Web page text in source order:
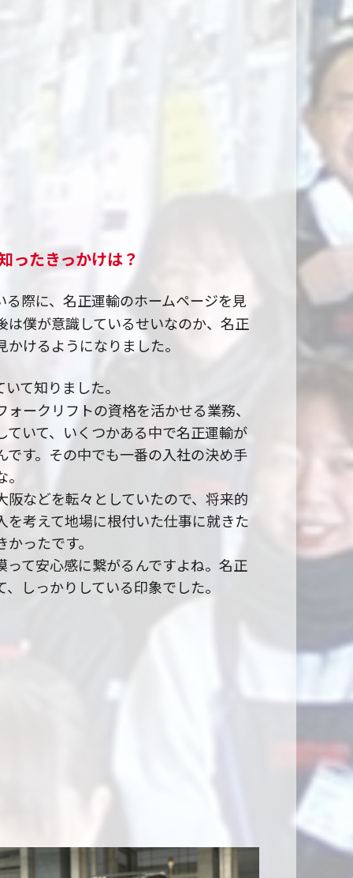
ったきっかけは？
る際に、名正運輸のホームページを見
は僕が意識しているせいなのか、名正
かけるようになりました。
いて知りました。
ォークリフトの資格を活かせる業務、
ていて、いくつかある中で名正運輸が
です。その中でも一番の入社の決め手
。
阪などを転々としていたので、将来的
を考えて地場に根付いた仕事に就きた
かったです。
って安心感に繋がるんですよね。名正
、しっかりしている印象でした。